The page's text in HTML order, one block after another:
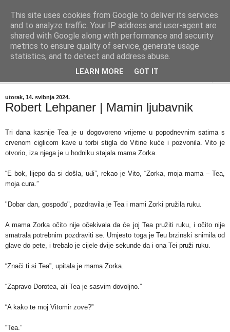
"Kvaka"
Časopis za književnost ISSN 2459-5632
utorak, 14. svibnja 2024.
Robert Lehpaner | Mamin ljubavnik
Tri dana kasnije Tea je u dogovoreno vrijeme u popodnevnim satima s
crvenom ciglicom kave u torbi stigla do Vitine kuće i pozvonila. Vito je
otvorio, iza njega je u hodniku stajala mama Zorka.
“E bok, lijepo da si došla, uđi”, rekao je Vito, “Zorka, moja mama – Tea,
moja cura.”
"Dobar dan, gospođo", pozdravila je Tea i mami Zorki pružila ruku.
A mama Zorka očito nije očekivala da će joj Tea pružiti ruku, i očito nije
smatrala potrebnim pozdraviti se. Umjesto toga je Teu brzinski snimila od
glave do pete, i trebalo je cijele dvije sekunde da i ona Tei pruži ruku.
“Znači ti si Tea”, upitala je mama Zorka.
“Zapravo Dorotea, ali Tea je sasvim dovoljno.”
“A kako te moj Vitomir zove?”
“Tea.”
This site uses cookies from Google to deliver its services
and to analyze traffic. Your IP address and user-agent are
shared with Google along with performance and security
metrics to ensure quality of service, generate usage
statistics, and to detect and address abuse.
LEARN MORE GOT IT